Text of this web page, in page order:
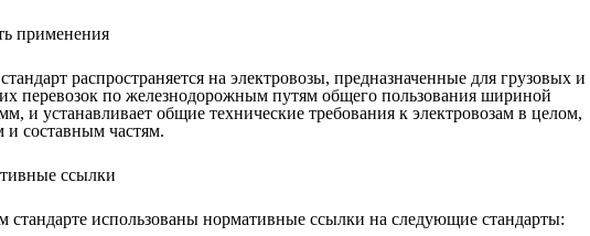
применения
распространяется на электровозы, предназначенные для грузовых и
перевозок по железнодорожным путям общего пользования шириной
и устанавливает общие технические требования к электровозам в целом,
и составным частям.
ссылки
стандарте использованы нормативные ссылки на следующие стандарты: